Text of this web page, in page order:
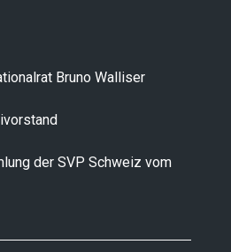
Bruno Walliser
der SVP Schweiz vom